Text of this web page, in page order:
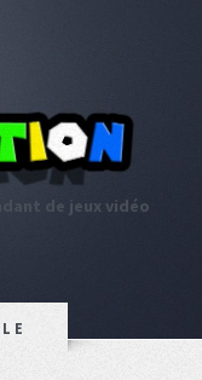
de jeux vidéo